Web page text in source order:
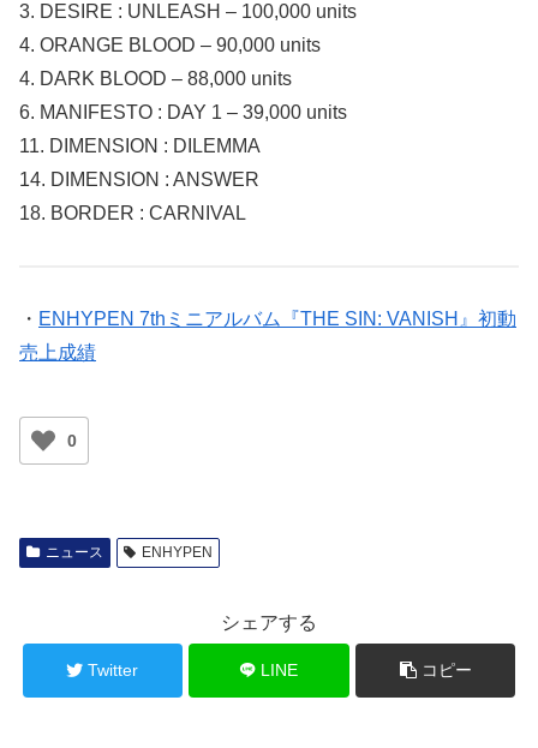
3. DESIRE : UNLEASH – 100,000 units
4. ORANGE BLOOD – 90,000 units
4. DARK BLOOD – 88,000 units
6. MANIFESTO : DAY 1 – 39,000 units
11. DIMENSION : DILEMMA
14. DIMENSION : ANSWER
18. BORDER : CARNIVAL
・ ENHYPEN 7thミニアルバム『THE SIN: VANISH』初動
売上成績
0
ニュース ENHYPEN
シェアする
Twitter LINE コピー